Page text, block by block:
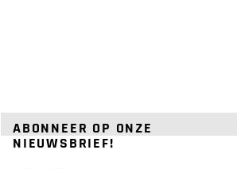
ABONNEER OP ONZE
NIEUWSBRIEF!